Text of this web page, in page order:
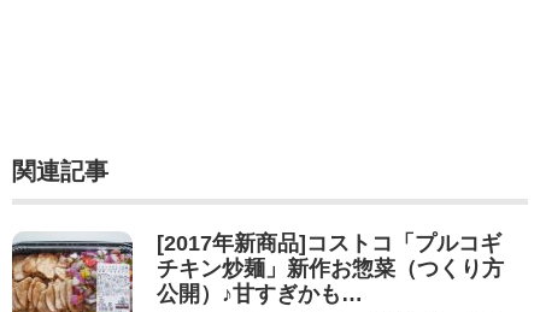
関連記事
[2017年新商品]コストコ「プルコギ
チキン炒麺」新作お惣菜（つくり方
公開）♪甘すぎかも…